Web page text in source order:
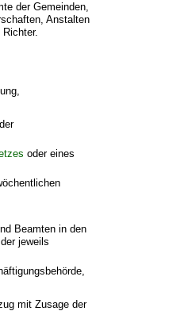
der Gemeinden,
Anstalten
oder eines
Beamten in den
jeweils
mit Zusage der